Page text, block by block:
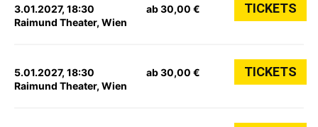
3.01.2027, 18:30
Raimund Theater, Wien
ab 30,00 € TICKETS
5.01.2027, 18:30
Raimund Theater, Wien
ab 30,00 € TICKETS